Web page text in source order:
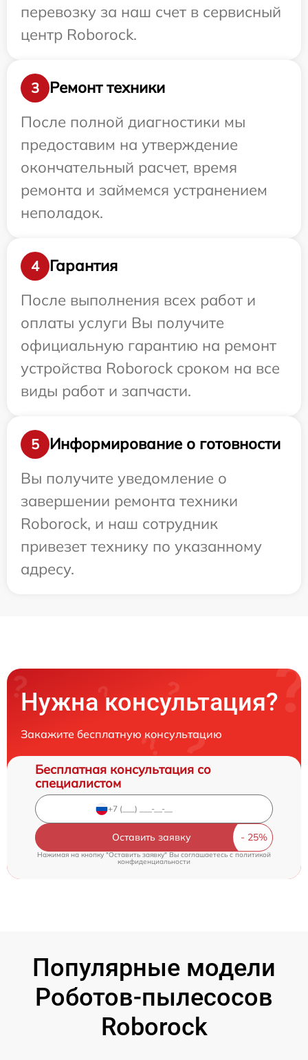
перевозку за наш счет в сервисный
центр Roborock.
3
Ремонт техники
После полной диагностики мы
предоставим на утверждение
окончательный расчет, время
ремонта и займемся устранением
неполадок.
4
Гарантия
После выполнения всех работ и
оплаты услуги Вы получите
официальную гарантию на ремонт
устройства Roborock сроком на все
виды работ и запчасти.
5
Информирование о готовности
Вы получите уведомление о
завершении ремонта техники
Roborock, и наш сотрудник
привезет технику по указанному
адресу.
Нужна консультация?
Закажите бесплатную консультацию
Бесплатная консультация со
специалистом
Оставить заявку
Нажимая на кнопку "Оставить заявку" Вы соглашаетесь cполитикой
конфиденциальности
Популярные модели
Роботов-пылесосов
Roborock